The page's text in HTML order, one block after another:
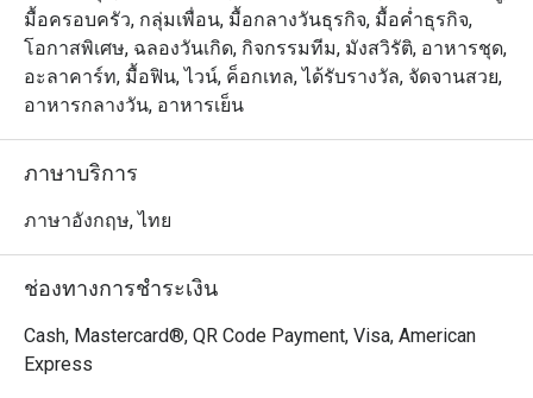
Restaurant) @ The Athenee Hotel เป็นห้องอาหารจีนระดับ
พรีเมียมที่นำเสนออาหารกวางตุ้งต้นตำรับพร้อมความทัน
สมัย ตั้งอยู่บนชั้น 3 ของโรงแรม The Athenee Hotel เดินทาง
สะดวกสบายใกล้กับ เซ็นทรัล ชิดลม, สถานเอกอัครราชทูต
เป็นส่วนตัวสูง เหมาะสำหรับการเจรจาธุรกิจ มื้อพิเศษ
สำหรับคู่รัก หรือการรวมตัวของครอบครัว
เวียร์ และ หมูหัน รสชาติต้นตำรับที่รังสรรค์โดยเชฟชาว
ฮ่องกง เมนูห้ามพลาดอื่น ๆ ได้แก่ กุ้งสายไหม ที่กรอบนอก
นุ่มใน และ ติ่มซำ กุ้งตัวโตเนื้อเด้งที่เน้นความสดใหม่ในทุก
คำ
มื้อครอบครัว, กลุ่มเพื่อน, มื้อกลางวันธุรกิจ, มื้อค่ำธุรกิจ,
โอกาสพิเศษ, ฉลองวันเกิด, กิจกรรมทีม, มังสวิรัติ, อาหารชุด,
อะลาคาร์ท, มื้อฟิน, ไวน์, ค็อกเทล, ได้รับรางวัล, จัดจานสวย,
อาหารกลางวัน, อาหารเย็น
ภาษาบริการ
ภาษาอังกฤษ, ไทย
ช่องทางการชำระเงิน
Cash, Mastercard®, QR Code Payment, Visa, American
Express